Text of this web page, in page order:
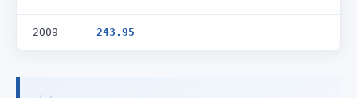
2009 243.95